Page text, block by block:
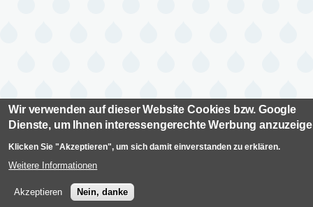
Wir verwenden auf dieser Website Cookies bzw. Google
Dienste, um Ihnen interessengerechte Werbung
Klicken Sie "Akzeptieren", um sich damit einverstanden zu erklären.
Weitere Informationen
Akzeptieren Nein, danke